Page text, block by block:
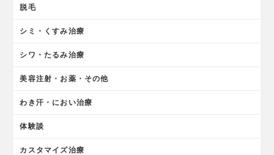
脱毛
シミ・くすみ治療
シワ・たるみ治療
美容注射・お薬・その他
わき汗・におい治療
体験談
カスタマイズ治療